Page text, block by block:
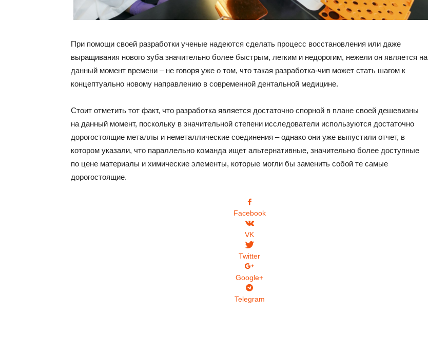
При помощи своей разработки ученые надеются сделать процесс восстановления или даже
выращивания нового зуба значительно более быстрым, легким и недорогим, нежели он является на
данный момент времени – не говоря уже о том, что такая разработка-чип может стать шагом к
концептуально новому направлению в современной дентальной медицине.
Стоит отметить тот факт, что разработка является достаточно спорной в плане своей дешевизны
на данный момент, поскольку в значительной степени исследователи используются достаточно
дорогостоящие металлы и неметаллические соединения – однако они уже выпустили отчет, в
котором указали, что параллельно команда ищет альтернативные, значительно более доступные
по цене материалы и химические элементы, которые могли бы заменить собой те самые
дорогостоящие.
Facebook
VK
Twitter
Google+
Telegram